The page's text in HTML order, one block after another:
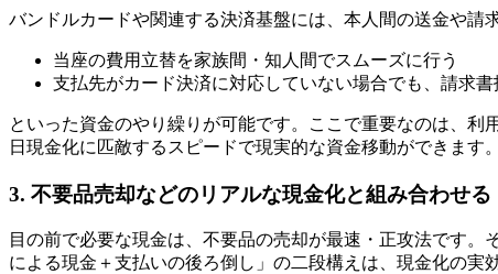
バンドルカードや関連する決済基盤には、本人間の送金や請
当座の費用立替を家族間・知人間でスムーズに行う
支払先がカード決済に対応していない場合でも、請求
といった資金のやり繰りが可能です。ここで重要なのは、
日現金化に匹敵するスピードで現実的な資金移動ができます。
3. 不要品売却などのリアルな現金化と組み合わせる
目の前で必要な現金は、不要品の売却が最速・正攻法です
による現金＋支払いの後ろ倒し」の二段構えは、現金化の実